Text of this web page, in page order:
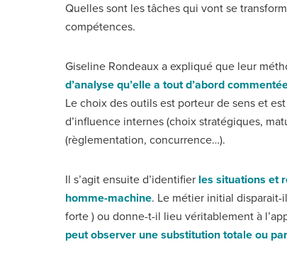
Quelles sont les tâches qui vont se
compétences.
Giseline Rondeaux a expliqué que leur
d’analyse qu’elle a tout d’abord
Le choix des outils est porteur de sens et
d’influence internes (choix stratégiques,
(règlementation, concurrence…).
Il s’agit ensuite d’identifier les situations et
homme-machine. Le métier initial
forte ) ou donne-t-il lieu véritablement à
peut observer une substitution totale ou